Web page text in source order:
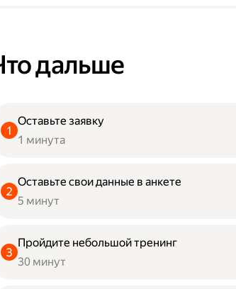
дальше
Оставьте заявку
1 минута
Оставьте свои данные в анкете
5 минут
Пройдите небольшой тренинг
30 минут